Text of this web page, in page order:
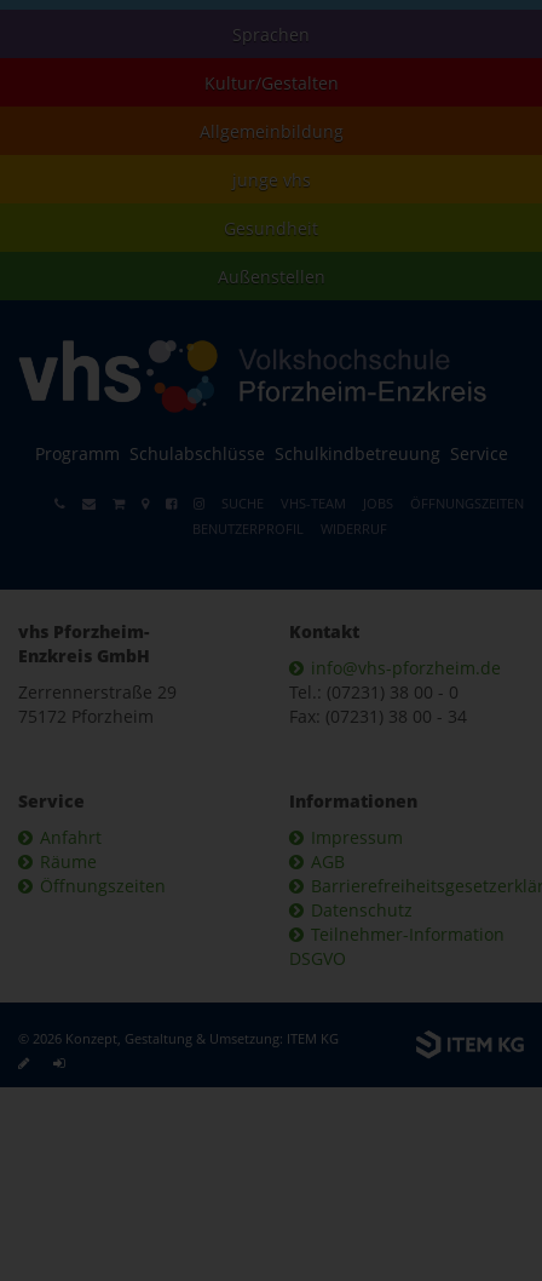
Sprachen
Kultur/Gestalten
Allgemeinbildung
junge vhs
Gesundheit
Außenstellen
Programm Schulabschlüsse Schulkindbetreuung Service
SUCHE VHS-TEAM JOBS
ÖFFNUNGSZEITEN
BENUTZERPROFIL
WIDERRUF
vhs Pforzheim-
Enzkreis GmbH
Zerrennerstraße 29
75172 Pforzheim
Kontakt
info@vhs-pforzheim.de
Tel.: (07231) 38 00 - 0
Fax: (07231) 38 00 - 34
Service
Anfahrt
Räume
Öffnungszeiten
Informationen
Impressum
AGB
Datenschutz
Teilnehmer-Information
DSGVO
© 2026 Konzept, Gestaltung & Umsetzung: ITEM KG